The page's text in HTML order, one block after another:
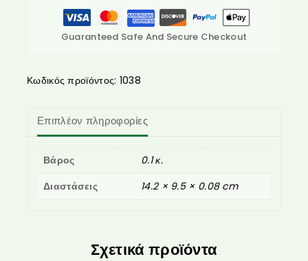
Guaranteed Safe And Secure Checkout
Κωδικός προϊόντος: 1038
Επιπλέον πληροφορίες
Βάρος
0.1 κ.
Διαστάσεις
14.2 × 9.5 × 0.08 cm
Σχετικά προϊόντα